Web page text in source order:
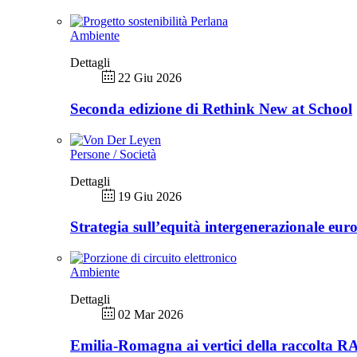
Ambiente
Dettagli
22 Giu 2026
Seconda edizione di Rethink New at School
Persone / Società
Dettagli
19 Giu 2026
Strategia sull’equità intergenerazionale
Ambiente
Dettagli
02 Mar 2026
Emilia-Romagna ai vertici della raccolta